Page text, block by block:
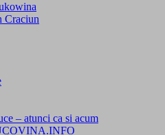
Craciun
– atunci ca si acum